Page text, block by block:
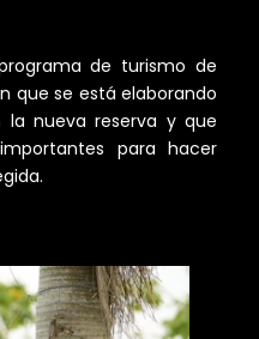
de turismo de
que se está elaborando
nueva reserva y que
para hacer